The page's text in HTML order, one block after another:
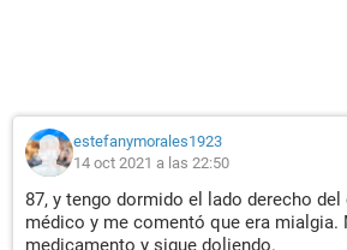
estefanymorales1923
14 oct 2021 a las 22:50
87, y tengo dormido el lado derecho del
médico y me comentó que era mialgia.
medicamento y sigue doliendo.